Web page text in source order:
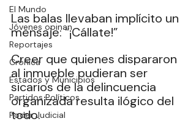
El Mundo
Jóvenes opinan
Reportajes
Crónica
Estados y Municipios
Partidos Políticos
Poder Judicial
Las balas llevaban implícito un
mensaje: “¡Cállate!”
Creer que quienes dispararon
al inmueble pudieran ser
sicarios de la delincuencia
organizada resulta ilógico del
todo.